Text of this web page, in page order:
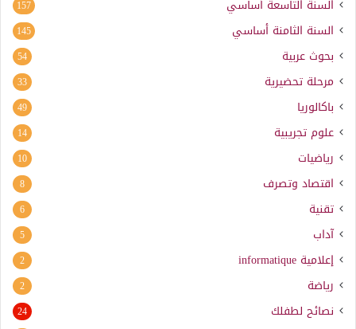
السنة التاسعة أساسي 157
السنة الثامنة أساسي 145
بحوث عربية 54
مرحلة تحضيرية 33
باكالوريا 49
علوم تجريبية 14
رياضيات 10
اقتصاد وتصرف 8
تقنية 6
آداب 5
إعلامية informatique
2
رياضة 2
نصائح لطفلك 24